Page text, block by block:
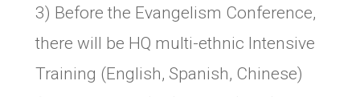
3) Before the Evangelism Conference,
there will be HQ multi-ethnic Intensive
Training (English, Spanish, Chinese)